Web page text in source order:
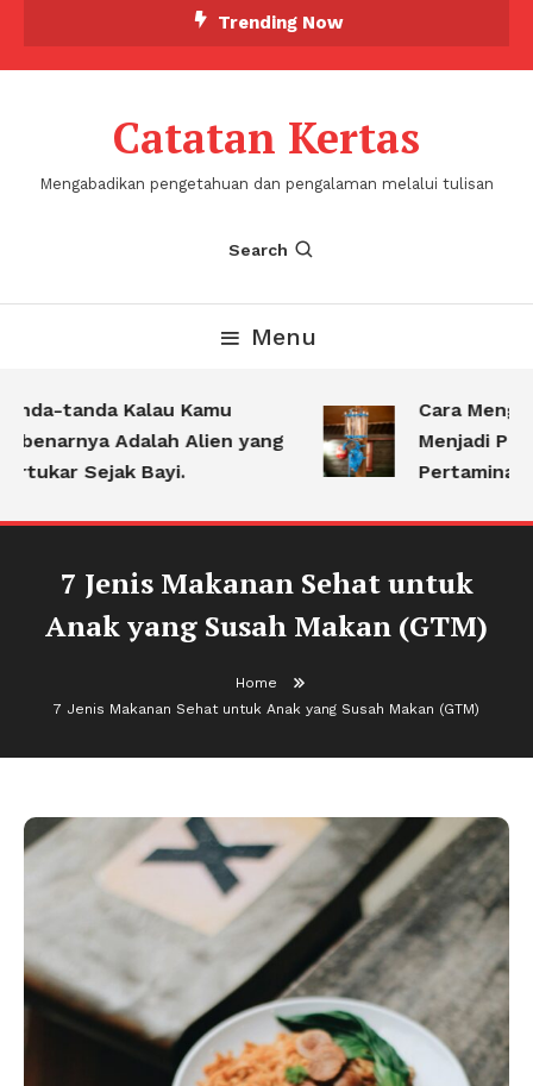
Trending Now
Catatan Kertas
Mengabadikan pengetahuan dan pengalaman melalui tulisan
Search
Menu
tanda Kalau Kamu
Adalah Alien yang
Sejak Bayi.
Cara
Menjadi
Pertamina
7 Jenis Makanan Sehat untuk
Anak yang Susah Makan (GTM)
Home
7 Jenis Makanan Sehat untuk Anak yang Susah Makan (GTM)